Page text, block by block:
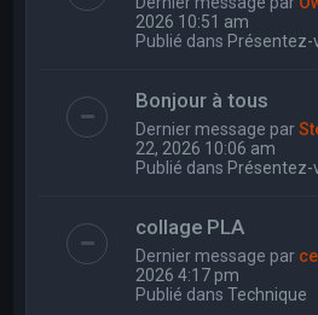
2026 10:51 am
Publié dans Présentez-
Bonjour à tous
Dernier message par
22, 2026 10:06 am
Publié dans Présentez-
collage PLA
Dernier message par
2026 4:17 pm
Publié dansTechnique